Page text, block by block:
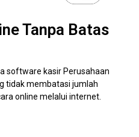
Tanpa Batas
software kasir Perusahaan
tidak membatasi jumlah
online melalui internet.